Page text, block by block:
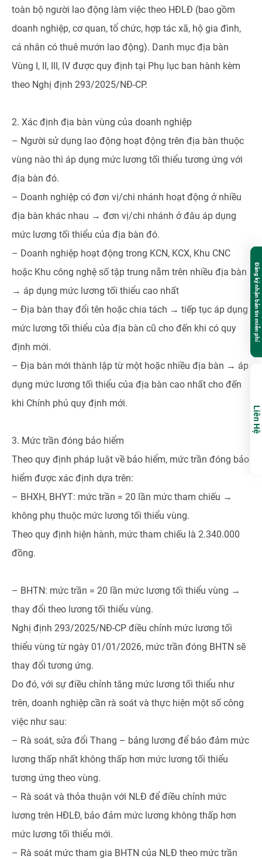
toàn bộ người lao động làm việc theo HĐLĐ (bao gồm
doanh nghiệp, cơ quan, tổ chức, hợp tác xã, hộ gia đình,
cá nhân có thuê mướn lao động). Danh mục địa bàn
Vùng I, II, III, IV được quy định tại Phụ lục ban hành kèm
theo Nghị định 293/2025/NĐ-CP.
2. Xác định địa bàn vùng của doanh nghiệp
– Người sử dụng lao động hoạt động trên địa bàn thuộc
vùng nào thì áp dụng mức lương tối thiểu tương ứng với
địa bàn đó.
– Doanh nghiệp có đơn vị/chi nhánh hoạt động ở nhiều
địa bàn khác nhau → đơn vị/chi nhánh ở đâu áp dụng
mức lương tối thiểu của địa bàn đó.
– Doanh nghiệp hoạt động trong KCN, KCX, Khu CNC
hoặc Khu công nghệ số tập trung nằm trên nhiều địa bàn
→ áp dụng mức lương tối thiểu cao nhất
– Địa bàn thay đổi tên hoặc chia tách → tiếp tục áp dụng
mức lương tối thiểu của địa bàn cũ cho đến khi có quy
định mới.
– Địa bàn mới thành lập từ một hoặc nhiều địa bàn → áp
dụng mức lương tối thiểu của địa bàn cao nhất cho đến
khi Chính phủ quy định mới.
3. Mức trần đóng bảo hiểm
Theo quy định pháp luật về bảo hiểm, mức trần đóng bảo
hiểm được xác định dựa trên:
– BHXH, BHYT: mức trần = 20 lần mức tham chiếu →
không phụ thuộc mức lương tối thiểu vùng.
Theo quy định hiện hành, mức tham chiếu là 2.340.000
đồng.
– BHTN: mức trần = 20 lần mức lương tối thiểu vùng →
thay đổi theo lương tối thiểu vùng.
Nghị định 293/2025/NĐ-CP điều chỉnh mức lương tối
thiểu vùng từ ngày 01/01/2026, mức trần đóng BHTN sẽ
thay đổi tương ứng.
Do đó, với sự điều chỉnh tăng mức lương tối thiểu như
trên, doanh nghiệp cần rà soát và thực hiện một số công
việc như sau:
– Rà soát, sửa đổi Thang – bảng lương để bảo đảm mức
lương thấp nhất không thấp hơn mức lương tối thiểu
tương ứng theo vùng.
– Rà soát và thỏa thuận với NLĐ để điều chỉnh mức
lương trên HĐLĐ, bảo đảm mức lương không thấp hơn
mức lương tối thiểu mới.
– Rà soát mức tham gia BHTN của NLĐ theo mức trần
Đăng ký nhận bản tin miễn phí
Liên Hệ